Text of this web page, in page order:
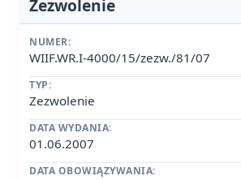
Zezwolenie
NUMER:
WIIF.WR.I-4000/15/zezw./81/07
TYP:
Zezwolenie
DATA WYDANIA:
01.06.2007
DATA OBOWIĄZYWANIA: